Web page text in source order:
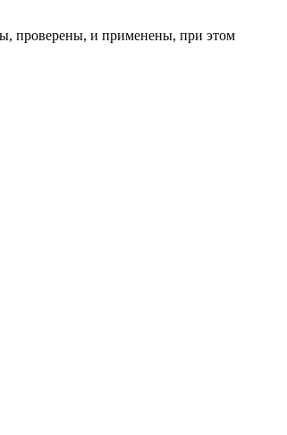
проверены, и применены, при этом